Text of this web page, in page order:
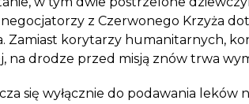
z Czerwonego Krzyża
Zamiast korytarzy humanitarnych,
na drodze przed misją znów trwa
się wyłącznie do podawania leków